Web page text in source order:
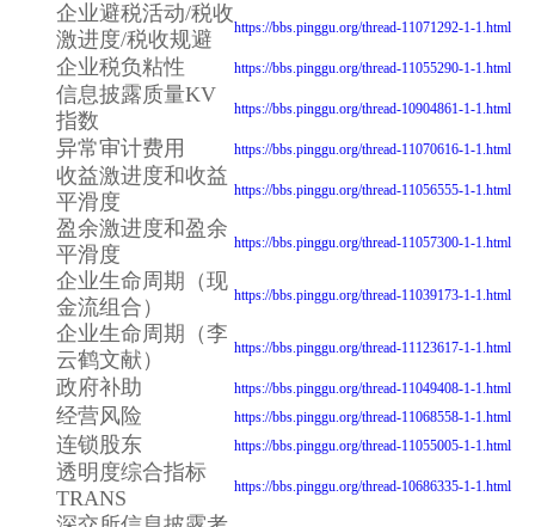
企业避税活动/税收
激进度/税收规避
https://bbs.pinggu.org/thread-11071292-1-1.html
企业税负粘性 https://bbs.pinggu.org/thread-11055290-1-1.html
信息披露质量KV
指数
https://bbs.pinggu.org/thread-10904861-1-1.html
异常审计费用 https://bbs.pinggu.org/thread-11070616-1-1.html
收益激进度和收益
平滑度
https://bbs.pinggu.org/thread-11056555-1-1.html
盈余激进度和盈余
平滑度
https://bbs.pinggu.org/thread-11057300-1-1.html
企业生命周期（现
金流组合）
https://bbs.pinggu.org/thread-11039173-1-1.html
企业生命周期（李
云鹤文献）
https://bbs.pinggu.org/thread-11123617-1-1.html
政府补助 https://bbs.pinggu.org/thread-11049408-1-1.html
经营风险 https://bbs.pinggu.org/thread-11068558-1-1.html
连锁股东 https://bbs.pinggu.org/thread-11055005-1-1.html
透明度综合指标
TRANS
https://bbs.pinggu.org/thread-10686335-1-1.html